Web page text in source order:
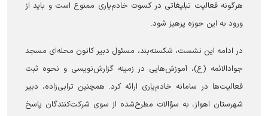
هرگونه فعالیت تبلیغاتی در کسوت خادم‌یاری ممنوع است و باید از
ورود به این حوزه پرهیز شود.
در ادامه این نشست، شکسته‌بند، مسئول دبیر کانون محله‌ای مسجد
جوادالائمه (ع)، آموزش‌هایی در زمینه گزارش‌نویسی و نحوه ثبت
فعالیت‌ها در سامانه خادم‌یاری ارائه کرد. همچنین ترابی‌زاده، دبیر
شهرستان اهواز، به سؤالات مطرح‌شده از سوی شرکت‌کنندگان پاسخ